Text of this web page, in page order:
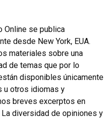
Online se publica
desde New York, EUA.
materiales sobre una
de temas que por lo
disponibles únicamente
u otros idiomas y
breves excerptos en
diversidad de opiniones y